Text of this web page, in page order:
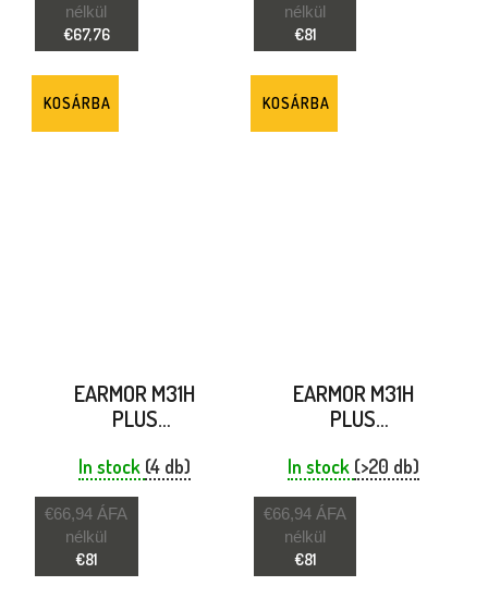
nélkül
€67,76
KOSÁRBA
nélkül
€81
KOSÁRBA
EARMOR M31H
PLUS
HALLÁSVÉDŐ
VÁROSI SZÜRKE
In stock (4 db)
€66,94 ÁFA
nélkül
€81
EARMOR M31H
PLUS
HALLÁSVÉDŐ
PRÉRIFARKAS
BARNA
In stock (>20 db)
€66,94 ÁFA
nélkül
€81